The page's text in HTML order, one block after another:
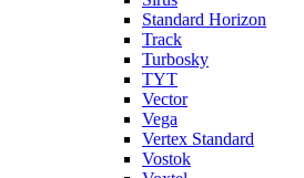
Standard Horizon
Track
Turbosky
TYT
Vector
Vega
Vertex Standard
Vostok